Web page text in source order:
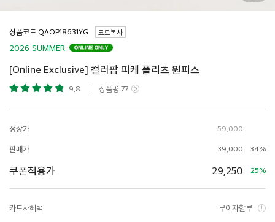
상품코드 코드복사
2026 SUMMER
[Online Exclusive] 컬러팝 피케 플리츠 원피스
9.8 상품평 77
정상가 59,000
판매가 39,000 34%
쿠폰적용가 29,250 25%
카드사혜택 무이자할부